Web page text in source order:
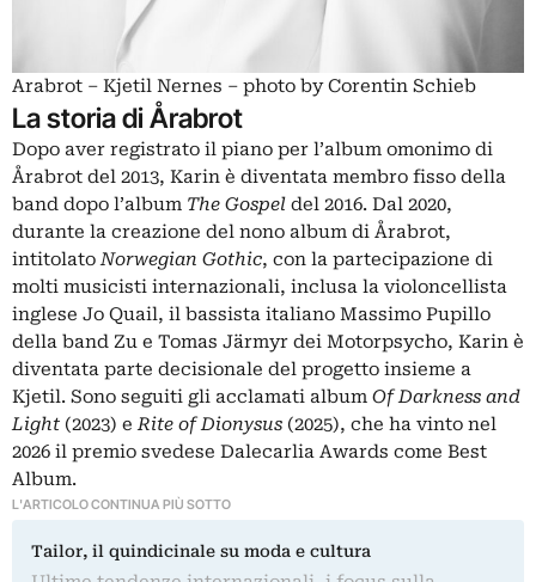
Arabrot – Kjetil Nernes – photo by Corentin Schieb
La storia di Årabrot
Dopo aver registrato il piano per l’album omonimo di
Årabrot del 2013, Karin è diventata membro fisso della
band dopo l’album The Gospel del 2016. Dal 2020,
durante la creazione del nono album di Årabrot,
intitolatoNorwegian Gothic, con la partecipazione di
molti musicisti internazionali, inclusa la violoncellista
inglese Jo Quail, il bassista italiano Massimo Pupillo
della band Zu e Tomas Järmyr dei Motorpsycho, Karin è
diventata parte decisionale del progetto insieme a
Kjetil. Sono seguiti gli acclamati album Of Darkness and
Light (2023) eRite of Dionysus (2025), che ha vinto nel
2026 il premio svedese Dalecarlia Awards come Best
Album.
L'ARTICOLO CONTINUA PIÙ SOTTO
Tailor, il quindicinale su moda e cultura